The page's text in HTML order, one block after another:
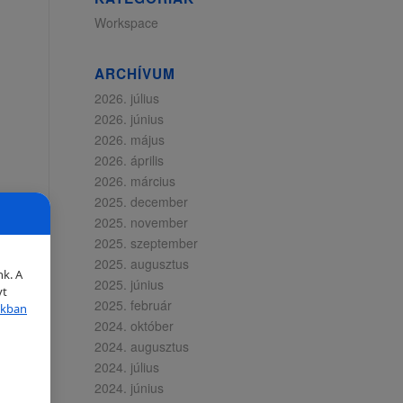
Workspace
ARCHÍVUM
2026. július
2026. június
2026. május
2026. április
2026. március
2025. december
2025. november
2025. szeptember
2025. augusztus
2025. június
2025. február
2024. október
2024. augusztus
2024. július
2024. június
A